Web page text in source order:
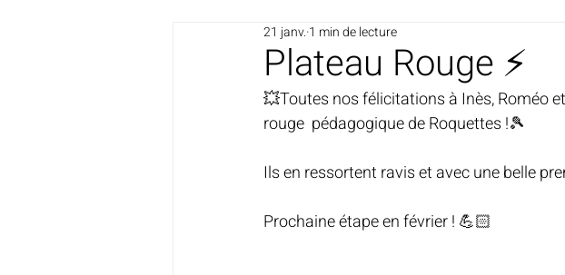
Plateau Rouge ⚡️
21 janv. 1 min de lecture
💥Toutes nos félicitations à Inès, Roméo
rouge  pédagogique de Roquettes !🎾
Ils en ressortent ravis et avec une belle
Prochaine étape en février ! 💪🏻